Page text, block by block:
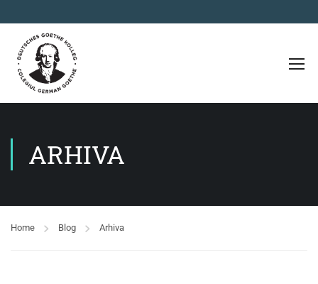
ARHIVA
Home Blog Arhiva